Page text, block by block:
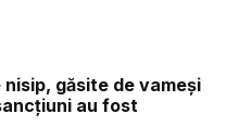
găsite de vameși
au fost